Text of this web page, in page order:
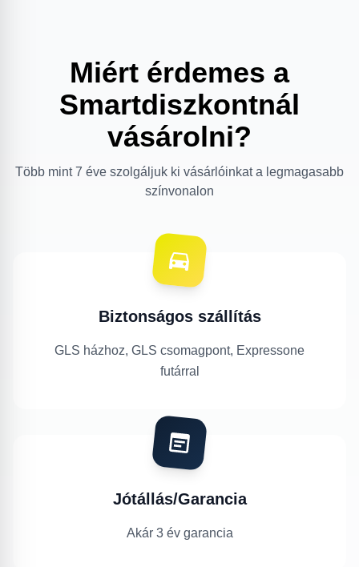
Miért érdemes a
Smartdiszkontnál
vásárolni?
Több mint 7 éve szolgáljuk ki vásárlóinkat a legmagasabb
színvonalon
Biztonságos szállítás
GLS házhoz, GLS csomagpont, Expressone
futárral
Jótállás/Garancia
Akár 3 év garancia